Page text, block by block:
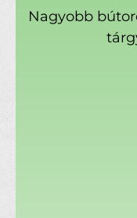
Nagyobb